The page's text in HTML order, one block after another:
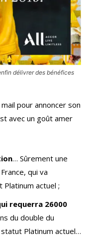
délivrer des bénéfices
pour annoncer son
avec un goût amer
… Sûrement une
qui va
actuel ;
requerra 26000
du double du
Platinum actuel…